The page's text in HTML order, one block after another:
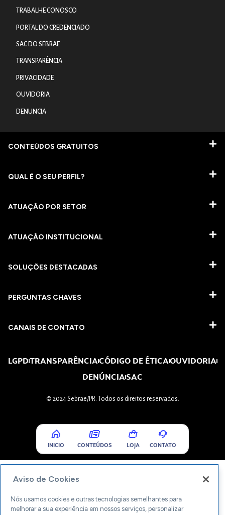
TRABALHE CONOSCO
PORTAL DO CREDENCIADO
SAC DO SEBRAE
TRANSPARÊNCIA
PRIVACIDADE
OUVIDORIA
DENUNCIA
CONTEÚDOS GRATUITOS
QUAL É O SEU PERFIL?
ATUAÇÃO POR SETOR
ATUAÇÃO INSTITUCIONAL
SOLUÇÕES DESTACADAS
PERGUNTAS CHAVES​
CANAIS DE CONTATO
LGPDTRANSPARÊNCIACÓDIGO DE ÉTICAOUVIDORIA
DENÚNCIASAC
© 2024 Sebrae/PR. Todos os direitos reservados.
INICIO CONTEÚDOS LOJA CONTATO
Aviso de Cookies
Nós usamos cookies e outras tecnologias semelhantes para
melhorar a sua experiência em nossos serviços, personalizar